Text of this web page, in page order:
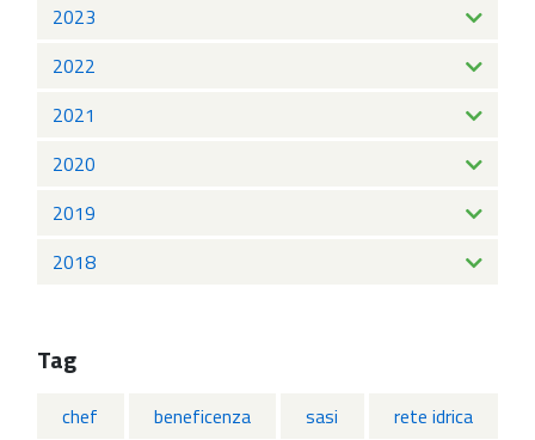
2023
2022
2021
2020
2019
2018
Tag
chef beneficenza sasi
rete idrica